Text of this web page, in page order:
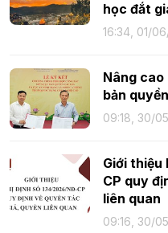
học đắt
16:34, 01/
Nâng
bản
09:18, 30/
Giới thiệu
CP quy
liên quan
09:16, 30/